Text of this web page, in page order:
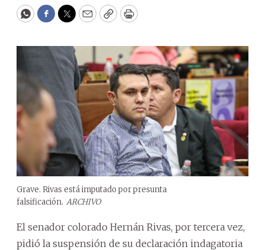
WhatsApp
Facebook
Twitter
EmailCopyPrint
Grave. Rivas está imputado por presunta
falsificación. ARCHIVO
El senador colorado Hernán Rivas, por tercera vez,
pidió la suspensión de su declaración indagatoria